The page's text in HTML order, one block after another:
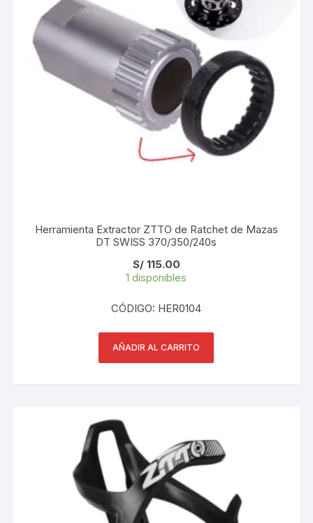
Herramienta Extractor ZTTO de Ratchet de Mazas
DT SWISS 370/350/240s
S/115.00
1 disponibles
CÓDIGO: HER0104
AÑADIR AL CARRITO